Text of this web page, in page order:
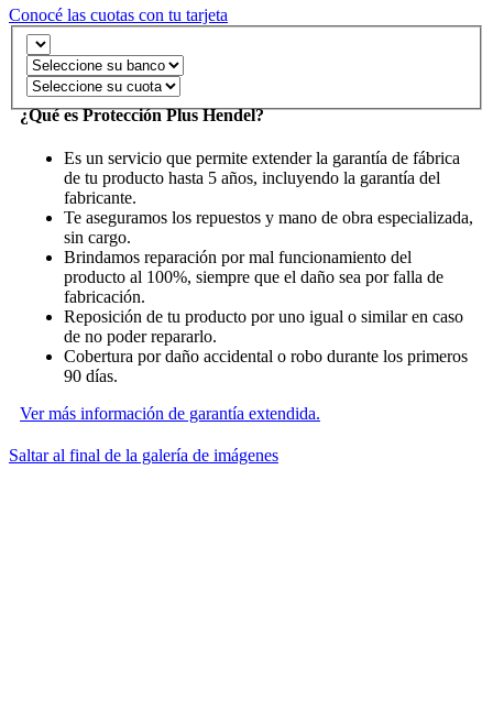
Conocé las cuotas con tu tarjeta
¿Qué es Protección Plus Hendel?
Es un servicio que permite extender la garantía de fábrica
de tu producto hasta 5 años, incluyendo la garantía del
fabricante.
Te aseguramos los repuestos y mano de obra especializada,
sin cargo.
Brindamos reparación por mal funcionamiento del
producto al 100%, siempre que el daño sea por falla de
fabricación.
Reposición de tu producto por uno igual o similar en caso
de no poder repararlo.
Cobertura por daño accidental o robo durante los primeros
90 días.
Ver más información de garantía extendida.
Saltar al final de la galería de imágenes